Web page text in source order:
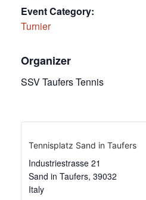
Event Category:
Turnier
Organizer
SSV Taufers Tennis
Tennisplatz Sand in Taufers
Industriestrasse 21
Sand in Taufers, 39032
Italy